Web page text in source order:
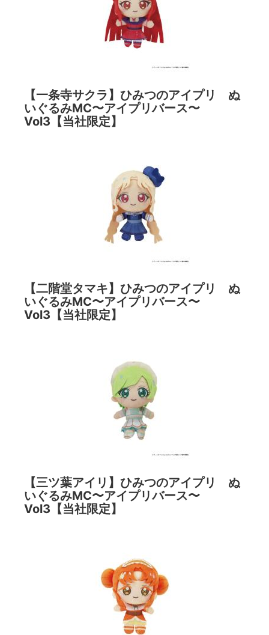
【一条寺サクラ】ひみつのアイプリ ぬ
いぐるみMC〜アイプリバース〜
Vol3【当社限定】
【二階堂タマキ】ひみつのアイプリ ぬ
いぐるみMC〜アイプリバース〜
Vol3【当社限定】
【三ツ葉アイリ】ひみつのアイプリ ぬ
いぐるみMC〜アイプリバース〜
Vol3【当社限定】